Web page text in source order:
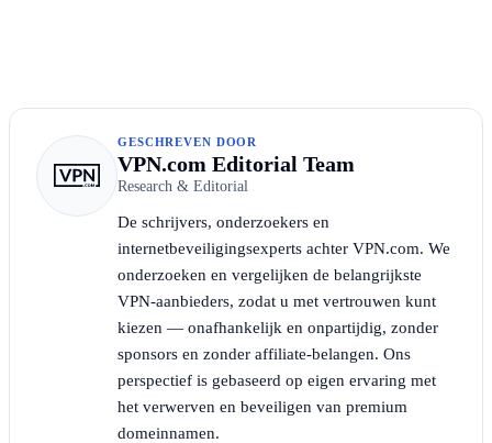
GESCHREVEN DOOR
VPN.com Editorial Team
Research & Editorial
De schrijvers, onderzoekers en
internetbeveiligingsexperts achter VPN.com. We
onderzoeken en vergelijken de belangrijkste
VPN-aanbieders, zodat u met vertrouwen kunt
kiezen — onafhankelijk en onpartijdig, zonder
sponsors en zonder affiliate-belangen. Ons
perspectief is gebaseerd op eigen ervaring met
het verwerven en beveiligen van premium
domeinnamen.